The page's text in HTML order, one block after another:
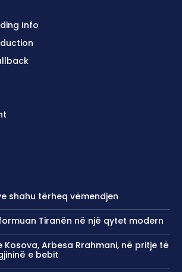
Info
shahu tërheq vëmendjen
Tiranën në një qytet modern
Kosova, Arbesa Rrahmani, në pritje të
e bebit